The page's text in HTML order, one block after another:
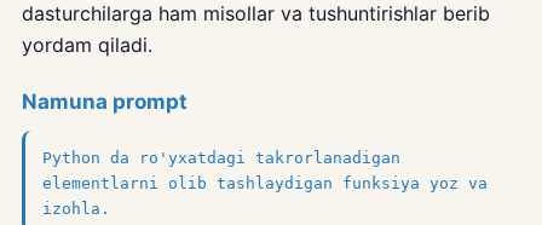
dasturchilarga ham misollar va tushuntirishlar berib
yordam qiladi.
Namuna prompt
Python da ro'yxatdagi takrorlanadigan
elementlarni olib tashlaydigan funksiya yoz va
izohla.